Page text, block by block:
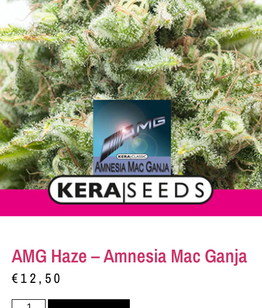
AMG Haze – Amnesia Mac Ganja
€12,50